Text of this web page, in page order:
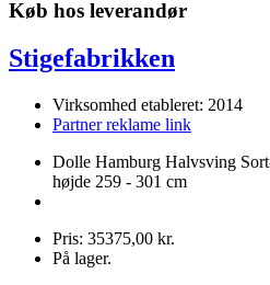
Køb hos leverandør
Stigefabrikken
Virksomhed etableret: 2014
Partner reklame link
Dolle Hamburg Halvsving
højde 259 - 301 cm
Pris: 35375,00 kr.
På lager.